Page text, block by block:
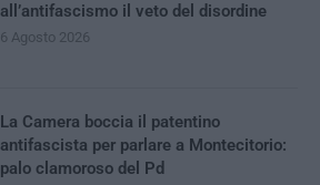
all’antifascismo il veto del disordine
6 Agosto 2026
La Camera boccia il patentino
antifascista per parlare a Montecitorio:
palo clamoroso del Pd